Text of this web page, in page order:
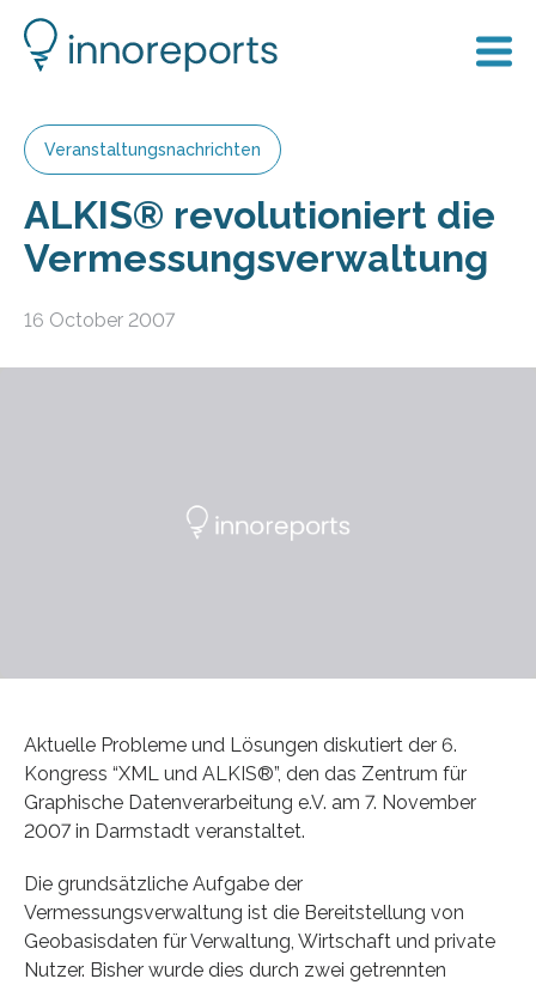
Veranstaltungsnachrichten
ALKIS® revolutioniert die
Vermessungsverwaltung
16 October 2007
Aktuelle Probleme und Lösungen diskutiert der 6.
Kongress “XML und ALKIS®”, den das Zentrum für
Graphische Datenverarbeitung e.V. am 7. November
2007 in Darmstadt veranstaltet.
Die grundsätzliche Aufgabe der
Vermessungsverwaltung ist die Bereitstellung von
Geobasisdaten für Verwaltung, Wirtschaft und private
Nutzer. Bisher wurde dies durch zwei getrennten